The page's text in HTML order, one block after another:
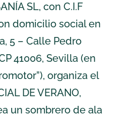
SL, con C.I.F
domicilio social en
5 – Calle Pedro
41006, Sevilla (en
organiza el
DE VERANO,
un sombrero de ala